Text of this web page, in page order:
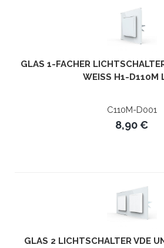
GLAS 1-FACHER
WEISS H1-D110M
C110M-D001
8,90 €
GLAS 2 LICHTSCHALTER VDE